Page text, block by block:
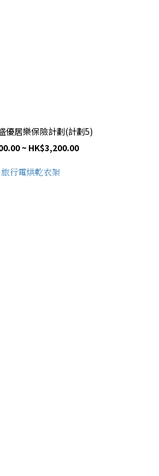
優居樂保險計劃(計劃5)
~ HK$3,200.00